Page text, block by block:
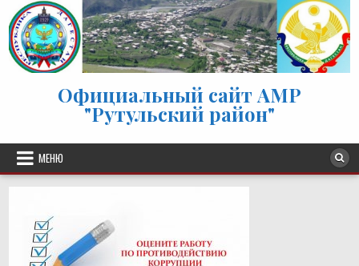
Перейти к содержимому
Официальный сайт АМР
"Рутульский район"
МЕНЮ